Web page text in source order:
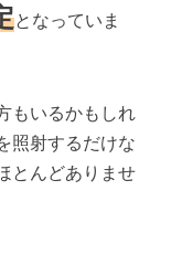
となっていま
もいるかもしれ
照射するだけな
とんどありませ